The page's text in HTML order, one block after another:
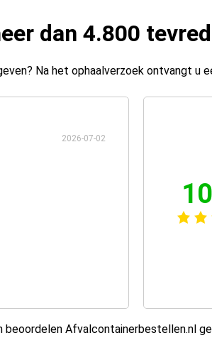
dan 4.800
Na het ophaalverzoek ontvangt u
2026-07-02
beoordelen Afvalcontainerbestellen.nl